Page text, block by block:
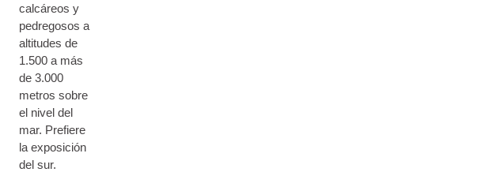
calcáreos y
pedregosos a
altitudes de
1.500 a más
de 3.000
metros sobre
el nivel del
mar. Prefiere
la exposición
del sur.